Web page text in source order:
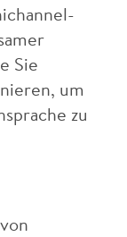
Sie
um
zu